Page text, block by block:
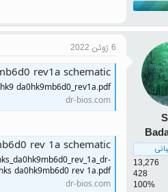
13,276
428
6 ژوئن 2022
rev1a schematic
da0hk9mb6d0_rev1a.pdf
dr-bios.com
rev 1a schematic
da0hk9mb6d0 rev 1a.pdf
dr-bios.com